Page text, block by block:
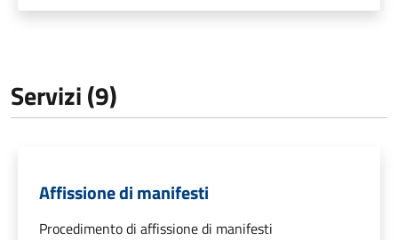
Servizi (9)
Affissione di manifesti
Procedimento di affissione di manifesti